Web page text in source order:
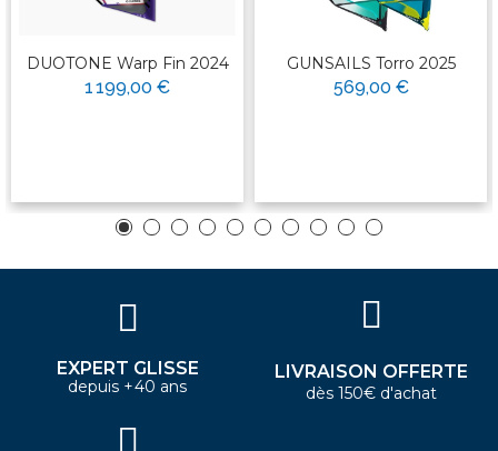
DUOTONE Warp Fin 2024
1 199,00 €
GUNSAILS Torro 2025
569,00 €
EXPERT GLISSE
depuis +40 ans
LIVRAISON OFFERTE
dès 150€ d'achat